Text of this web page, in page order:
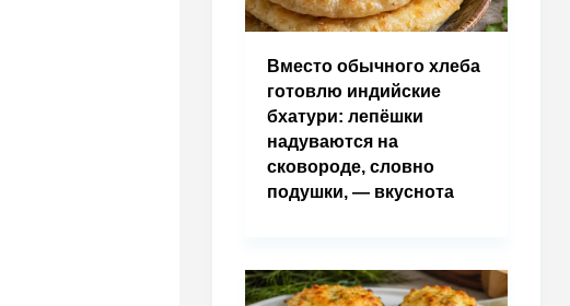
Вместо обычного хлеба
готовлю индийские
бхатури: лепёшки
надуваются на
сковороде, словно
подушки, — вкуснота